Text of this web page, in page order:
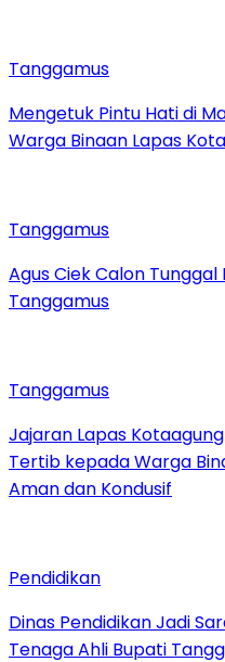
Tanggamus
Mengetuk Pintu Hati di
Warga Binaan Lapas
Tanggamus
Agus Ciek Calon
Tanggamus
Tanggamus
Jajaran Lapas
Tertib kepada Warga
Aman dan Kondusif
Pendidikan
Dinas Pendidikan Jadi
Tenaga Ahli Bupati